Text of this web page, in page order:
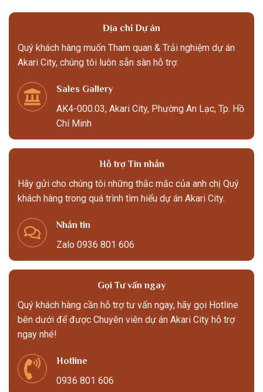
Địa chỉ Dự án
Quý khách hàng muốn Tham quan & Trải nghiệm dự án
Akari City, chúng tôi luôn sẵn sàn hỗ trợ.
Sales Gallery
AK4-000.03, Akari City, Phường An Lạc, Tp. Hồ
Chí Minh
Hỗ trợ Tin nhắn
Hãy gửi cho chúng tôi những thắc mắc của anh chị Quý
khách hàng trong quá trình tìm hiểu dự án Akari City.
Nhắn tin
Zalo 0936 801 606
Gọi Tư vấn ngay
Quý khách hàng cần hỗ trợ tư vấn ngay, hãy gọi Hotline
bên dưới để được Chuyên viên dự án Akari City hỗ trợ
ngay nhé!
Hotline
0936 801 606